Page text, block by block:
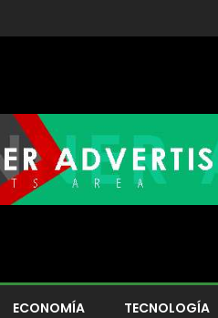
ECONOMÍA TECNOLOGÍA